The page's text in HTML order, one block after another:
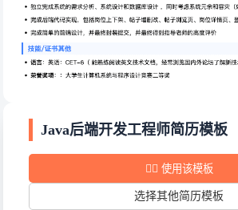
XX大学
2019年09月 - 2023年07月
计算机科学与技术 本科 计算机与信息科
实习经历
Java后端开发工程师简历模板
✍🏻 使用该模板
选择其他简历模板